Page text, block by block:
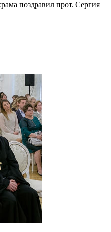
поздравил прот. Сергия